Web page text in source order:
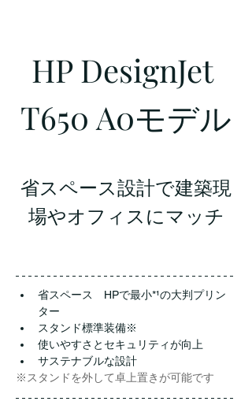
HP DesignJet
T650 A0モデル
省スペース設計で建築現
場やオフィスにマッチ
省スペース　HPで最小*¹の大判プリン
ター
スタンド標準装備※
使いやすさとセキュリティが向上
サステナブルな設計
※スタンドを外して卓上置きが可能です